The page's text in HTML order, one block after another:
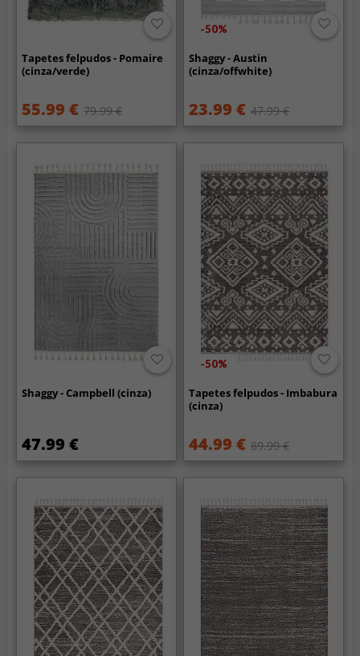
Tapetes felpudos - Pomaire
(cinza/verde)
55.99 € 79.99 €
-50%
Shaggy - Austin
(cinza/offwhite)
23.99 € 47.99 €
Shaggy - Campbell (cinza)
47.99 €
-50%
Tapetes felpudos - Imbabura
(cinza)
44.99 € 89.99 €